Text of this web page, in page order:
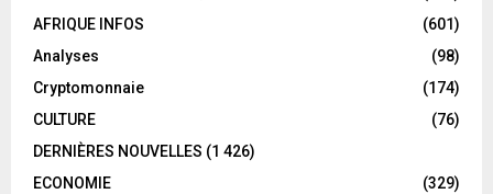
AFRIQUE INFOS
(601)
Analyses
(98)
Cryptomonnaie
(174)
CULTURE
(76)
DERNIÈRES NOUVELLES (1 426)
ECONOMIE
(329)